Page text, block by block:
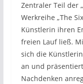
Zentraler Teil der
Werkreihe „The
Künstlerin ihren
freien Lauf ließ.
sich die
an und
Nachdenken